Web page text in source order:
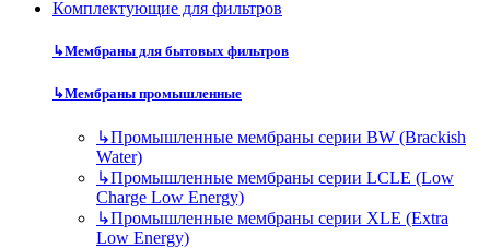
Комплектующие для фильтров
↳Мембраны для бытовых фильтров
↳Мембраны промышленные
↳Промышленные мембраны серии BW (Brackish
Water)
↳Промышленные мембраны серии LCLE (Low
Charge Low Energy)
↳Промышленные мембраны серии XLE (Extra
Low Energy)